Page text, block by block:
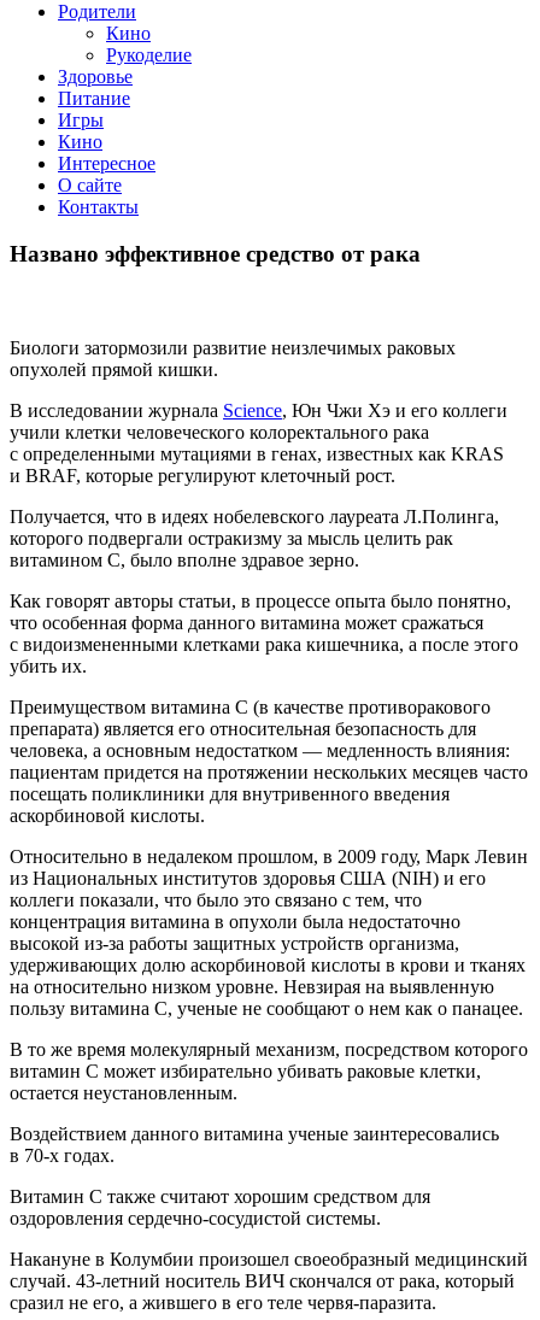
Родители
Кино
Рукоделие
Здоровье
Питание
Игры
Кино
Интересное
О сайте
Контакты
Названо эффективное средство от рака
Биологи затормозили развитие неизлечимых раковых
опухолей прямой кишки.
В исследовании журнала Science, Юн Чжи Хэ и его коллеги
учили клетки человеческого колоректального рака
с определенными мутациями в генах, известных как KRAS
и BRAF, которые регулируют клеточный рост.
Получается, что в идеях нобелевского лауреата Л.Полинга,
которого подвергали остракизму за мысль целить рак
витамином С, было вполне здравое зерно.
Как говорят авторы статьи, в процессе опыта было понятно,
что особенная форма данного витамина может сражаться
с видоизмененными клетками рака кишечника, а после этого
убить их.
Преимуществом витамина C (в качестве противоракового
препарата) является его относительная безопасность для
человека, а основным недостатком — медленность влияния:
пациентам придется на протяжении нескольких месяцев часто
посещать поликлиники для внутривенного введения
аскорбиновой кислоты.
Относительно в недалеком прошлом, в 2009 году, Марк Левин
из Национальных институтов здоровья США (NIH) и его
коллеги показали, что было это связано с тем, что
концентрация витамина в опухоли была недостаточно
высокой из-за работы защитных устройств организма,
удерживающих долю аскорбиновой кислоты в крови и тканях
на относительно низком уровне. Невзирая на выявленную
пользу витамина С, ученые не сообщают о нем как о панацее.
В то же время молекулярный механизм, посредством которого
витамин C может избирательно убивать раковые клетки,
остается неустановленным.
Воздействием данного витамина ученые заинтересовались
в 70-х годах.
Витамин С также считают хорошим средством для
оздоровления сердечно-сосудистой системы.
Накануне в Колумбии произошел своеобразный медицинский
случай. 43-летний носитель ВИЧ скончался от рака, который
сразил не его, а жившего в его теле червя-паразита.